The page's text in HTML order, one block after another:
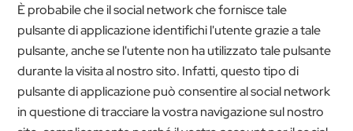
È probabile che il social network che fornisce tale
pulsante di applicazione identifichi l'utente grazie a tale
pulsante, anche se l'utente non ha utilizzato tale pulsante
durante la visita al nostro sito. Infatti, questo tipo di
pulsante di applicazione può consentire al social network
in questione di tracciare la vostra navigazione sul nostro